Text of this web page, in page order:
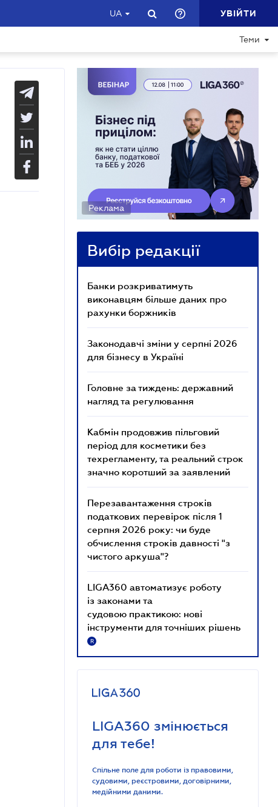
UA УВІЙТИ
Теми
Реклама
Вибір редакції
Банки розкриватимуть
виконавцям більше даних про
рахунки боржників
Законодавчі зміни у серпні 2026
для бізнесу в Україні
Головне за тиждень: державний
нагляд та регулювання
Кабмін продовжив пільговий
період для косметики без
техрегламенту, та реальний строк
значно коротший за заявлений
Перезавантаження строків
податкових перевірок після 1
серпня 2026 року: чи буде
обчислення строків давності "з
чистого аркуша"?
LIGA360 автоматизує роботу
із законами та
судовою практикою: нові
інструменти для точніших рішень
R
LIGA360 змінюється
для тебе!
Спільне поле для роботи із правовими,
судовими, реєстровими, договірними,
медійними даними.